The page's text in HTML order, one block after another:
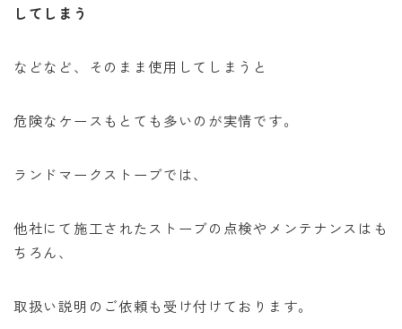
してしまう
などなど、そのまま使用してしまうと
危険なケースもとても多いのが実情です。
ランドマークストーブでは、
他社にて施工されたストーブの点検やメンテナンスはも
ちろん、
取扱い説明のご依頼も受け付けております。